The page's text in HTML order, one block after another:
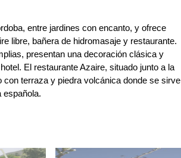
entre jardines con encanto, y ofrece
libre, bañera de hidromasaje y restaurante.
presentan una decoración clásica y
El restaurante Azaire, situado junto a la
terraza y piedra volcánica donde se sirve
española.